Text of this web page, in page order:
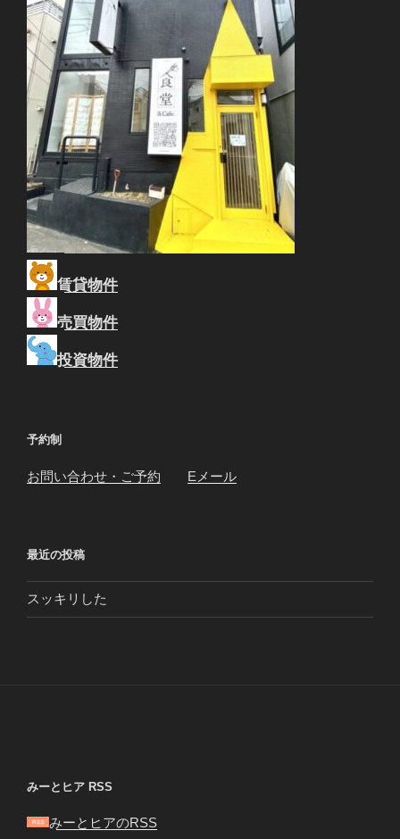
賃貸物件
売買物件
投資物件
予約制
お問い合わせ・ご予約 Eメール
最近の投稿
スッキリした
みーとヒア RSS
みーとヒアのRSS